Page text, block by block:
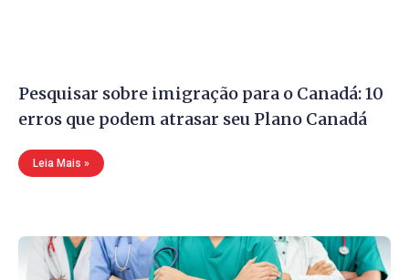
Pesquisar sobre imigração para o Canadá: 10
erros que podem atrasar seu Plano Canadá
Leia Mais »